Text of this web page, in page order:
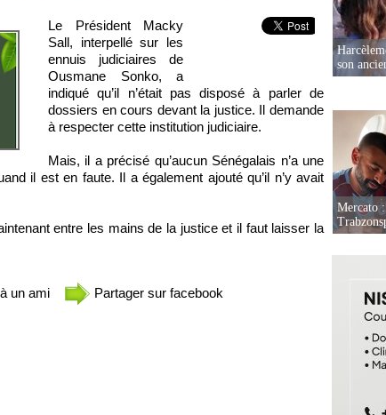
Le Président Macky
Sall, interpellé sur les
ennuis judiciaires de
Ousmane Sonko, a
indiqué qu’il n’était pas disposé à parler de
dossiers en cours devant la justice. Il demande
à respecter cette institution judiciaire.
Mais, il a précisé qu’aucun Sénégalais n’a une
il est en faute. Il a également ajouté qu’il n’y avait
entre les mains de la justice et il faut laisser la
un ami Partager sur facebook
son
Mercato